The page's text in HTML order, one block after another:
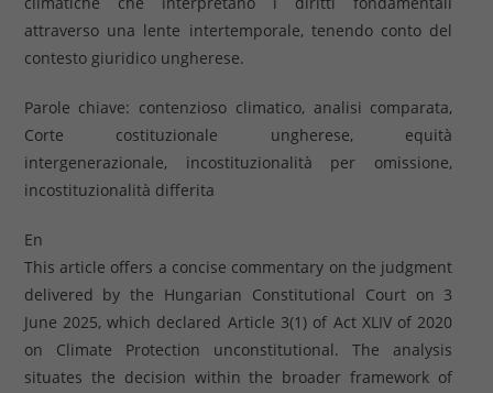
attraverso una lente intertemporale, tenendo conto del
contesto giuridico ungherese.
Parole chiave: contenzioso climatico, analisi comparata,
Corte costituzionale ungherese, equità
intergenerazionale, incostituzionalità per omissione,
incostituzionalità differita
En
This article offers a concise commentary on the judgment
delivered by the Hungarian Constitutional Court on 3
June 2025, which declared Article 3(1) of Act XLIV of 2020
on Climate Protection unconstitutional. The analysis
situates the decision within the broader framework of